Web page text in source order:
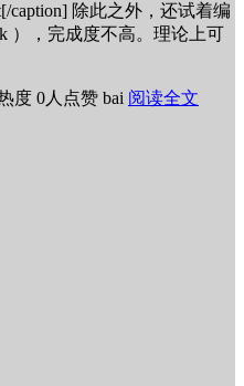
caption] 除此之外，还试着编
），完成度不高。理论上可
度 0人点赞 bai 阅读全文